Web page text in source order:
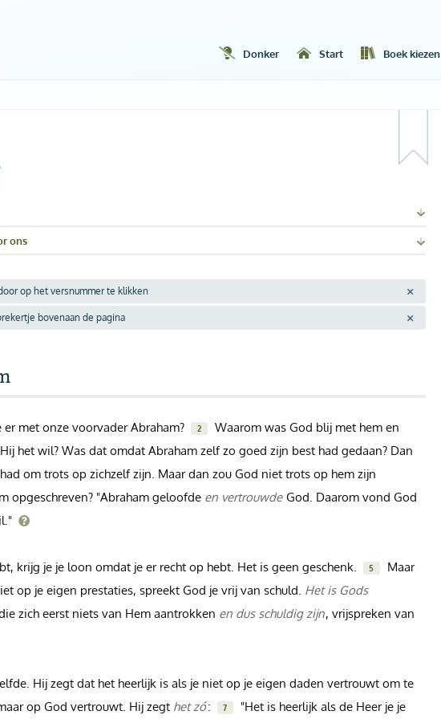
Donker Start Boek kiezen
ons
op het versnummer te klikken
bovenaan de pagina
met onze voorvader Abraham? 2
Waarom was God blij met hem en
het wil? Was dat omdat Abraham zelf zo goed zijn best had gedaan? Dan
om trots op zichzelf zijn. Maar dan zou God niet trots op hem zijn
opgeschreven? "Abraham geloofde en vertrouwde God. Daarom vond God
krijg je je loon omdat je er recht op hebt. Het is geen geschenk. 5
Maar
op je eigen prestaties, spreekt God je vrij van schuld. Het is Gods
zich eerst niets van Hem aantrokken en dus schuldig zijn, vrijspreken van
Hij zegt dat het heerlijk is als je niet op je eigen daden vertrouwt om te
op God vertrouwt. Hij zegt het zó: 7 "Het is heerlijk als de Heer je je